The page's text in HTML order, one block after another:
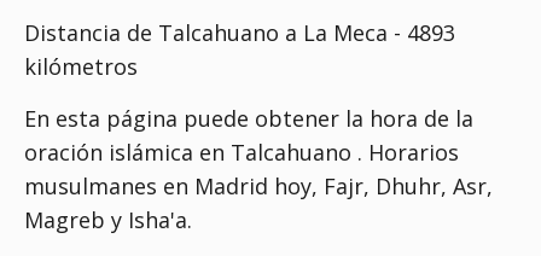
Distancia de Talcahuano a La Meca - 4893
kilómetros
En esta página puede obtener la hora de la
oración islámica en Talcahuano . Horarios
musulmanes en Madrid hoy, Fajr, Dhuhr, Asr,
Magreb y Isha'a.